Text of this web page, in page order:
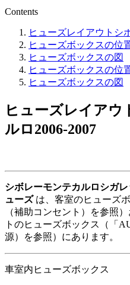
Contents
ヒューズレイアウトシ
ヒューズボックスの位
ヒューズボックスの図
ヒューズボックスの位
ヒューズボックスの図
ヒューズレイアウ
ルロ2006-2007
シボレーモンテカルロシガ
ューズは、客室のヒューズ
（補助コンセント）を参照
トのヒューズボックス（「
源）を参照）にあります。
車室内ヒューズボックス